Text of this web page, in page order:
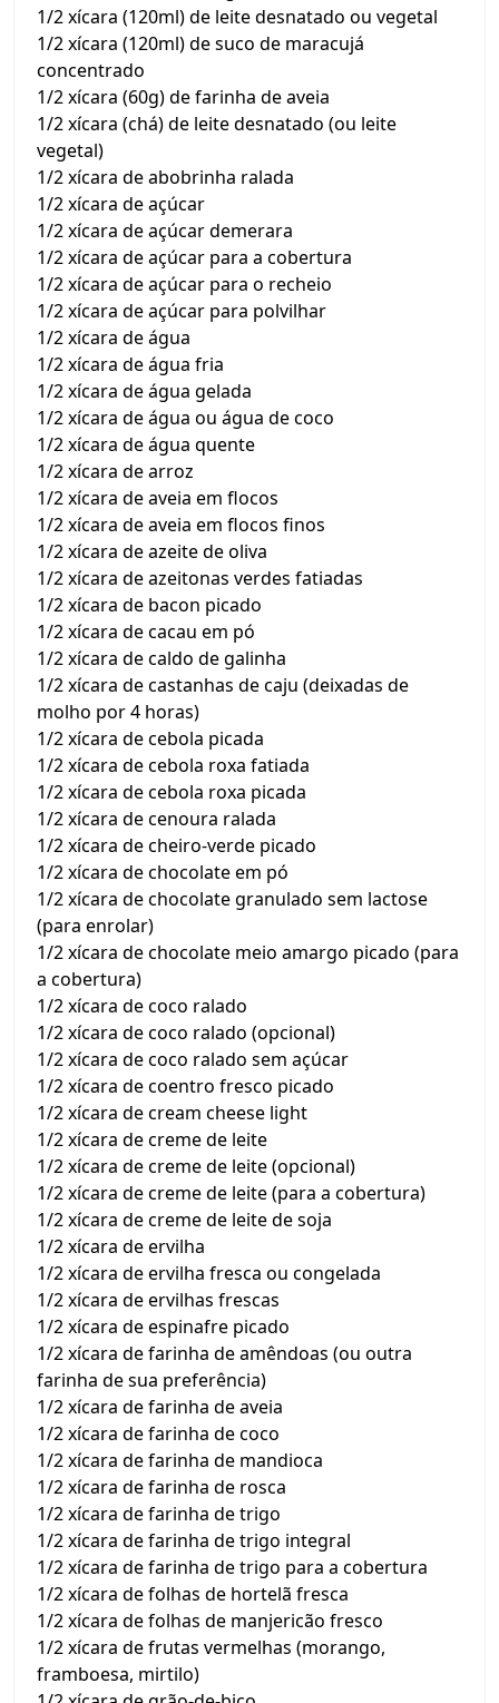
1/2 xícara (120ml) de leite desnatado ou vegetal
1/2 xícara (120ml) de suco de maracujá
concentrado
1/2 xícara (60g) de farinha de aveia
1/2 xícara (chá) de leite desnatado (ou leite
vegetal)
1/2 xícara de abobrinha ralada
1/2 xícara de açúcar
1/2 xícara de açúcar demerara
1/2 xícara de açúcar para a cobertura
1/2 xícara de açúcar para o recheio
1/2 xícara de açúcar para polvilhar
1/2 xícara de água
1/2 xícara de água fria
1/2 xícara de água gelada
1/2 xícara de água ou água de coco
1/2 xícara de água quente
1/2 xícara de arroz
1/2 xícara de aveia em flocos
1/2 xícara de aveia em flocos finos
1/2 xícara de azeite de oliva
1/2 xícara de azeitonas verdes fatiadas
1/2 xícara de bacon picado
1/2 xícara de cacau em pó
1/2 xícara de caldo de galinha
1/2 xícara de castanhas de caju (deixadas de
molho por 4 horas)
1/2 xícara de cebola picada
1/2 xícara de cebola roxa fatiada
1/2 xícara de cebola roxa picada
1/2 xícara de cenoura ralada
1/2 xícara de cheiro-verde picado
1/2 xícara de chocolate em pó
1/2 xícara de chocolate granulado sem lactose
(para enrolar)
1/2 xícara de chocolate meio amargo picado (para
a cobertura)
1/2 xícara de coco ralado
1/2 xícara de coco ralado (opcional)
1/2 xícara de coco ralado sem açúcar
1/2 xícara de coentro fresco picado
1/2 xícara de cream cheese light
1/2 xícara de creme de leite
1/2 xícara de creme de leite (opcional)
1/2 xícara de creme de leite (para a cobertura)
1/2 xícara de creme de leite de soja
1/2 xícara de ervilha
1/2 xícara de ervilha fresca ou congelada
1/2 xícara de ervilhas frescas
1/2 xícara de espinafre picado
1/2 xícara de farinha de amêndoas (ou outra
farinha de sua preferência)
1/2 xícara de farinha de aveia
1/2 xícara de farinha de coco
1/2 xícara de farinha de mandioca
1/2 xícara de farinha de rosca
1/2 xícara de farinha de trigo
1/2 xícara de farinha de trigo integral
1/2 xícara de farinha de trigo para a cobertura
1/2 xícara de folhas de hortelã fresca
1/2 xícara de folhas de manjericão fresco
1/2 xícara de frutas vermelhas (morango,
framboesa, mirtilo)